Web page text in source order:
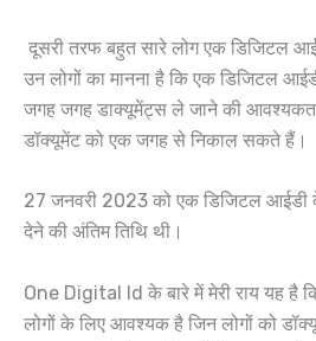
दूसरी तरफ बहुत सारे लोग एक डिजिटल
उन लोगों का मानना है कि एक डिजिटल
जगह जगह डाक्यूमेंट्स ले जाने की आवश्यकता
डॉक्यूमेंट को एक जगह से निकाल सकते हैं।
27 जनवरी 2023 को एक डिजिटल आईडी
देने की अंतिम तिथि थी।
One Digital Id के बारे में मेरी राय यह है
लोगों के लिए आवश्यक है जिन लोगों को